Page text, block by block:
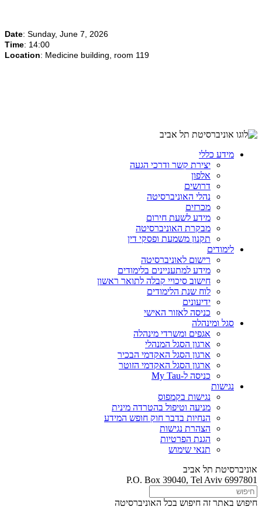
Date: Sunday, June 7, 2026
Time: 14:00
Location: Medicine building, room 119
מידע כללי
יצירת קשר ודרכי הגעה
אלפון
דרושים
נהלי האוניברסיטה
מכרזים
מידע לשעת חירום
מבקרת האוניברסיטה
תקנון משמעת ופסקי דין
לימודים
רישום לאוניברסיטה
מידע למתעניינים בלימודים
חישוב סיכויי קבלה לתואר ראשון
לוח שנת הלימודים
ידיעונים
כניסה לאזור האישי
סגל ומינהלה
אגפים ומשרדי מינהלה
ארגון הסגל המנהלי
ארגון הסגל האקדמי הבכיר
ארגון הסגל האקדמי הזוטר
כניסה ל-My Tau
נגישות
נגישות בקמפוס
מניעה וטיפול בהטרדה מינית
הנחיות בדבר חוק חופש המידע
הצהרת נגישות
הגנת הפרטיות
תנאי שימוש
אוניברסיטת תל אביב
P.O. Box 39040, Tel Aviv 6997801
חיפוש באתר זה חיפוש בכל האוניברסיטה